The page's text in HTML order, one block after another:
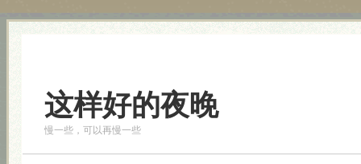
这样好的夜晚
慢一些，可以再慢一些